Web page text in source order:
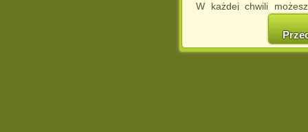
W każdej chwili
cookies w swojej
w naszej
http://chomikuj.pl/